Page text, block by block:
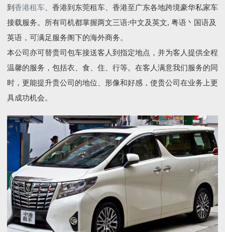
到 香港租车、香港到东莞租车、香港至广东各地跨境豪华私家车
接载服务。所有司机都掌握两文三语:中文及英文, 粤语丶国语及
英语，可满足服务阁下的海外商务。
本公司亦可替贵司包车接送客人到指定地点，并为客人提供全程
温馨的服务，包括衣、食、住、行等。在客人满意我们服务的同
时，更能提升贵公司的地位、形像和好感，使贵公司在业务上更
具成功机会。